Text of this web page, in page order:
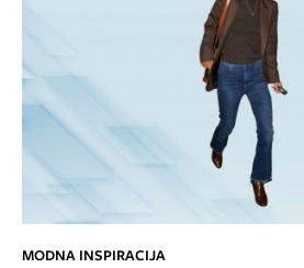
MODNA INSPIRACIJA